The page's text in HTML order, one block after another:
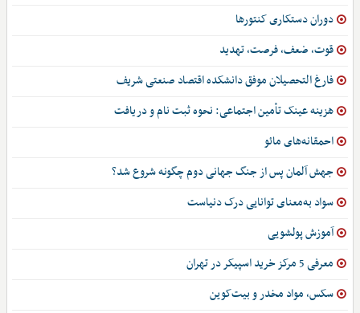
دوران دستکاری کنتورها
قوت، ضعف، فرصت، تهدید
فارغ التحصیلان موفق دانشکده اقتصاد صنعتی شریف
هزینه عینک تأمین اجتماعی: نحوه ثبت نام و دریافت
احمقانه‌های مائو
جهش آلمان پس از جنگ جهانی دوم چگونه شروع شد؟
سواد به‌معنای توانایی درک دنیاست
آموزش پولشویی
معرفی 5 مرکز خرید اسپیکر در تهران
سکس، مواد مخدر و بیت‌کوین